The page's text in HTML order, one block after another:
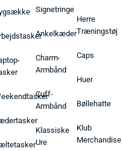
Signetringe
Ankelkæder
Charm-
Armbånd
Cuff-
Armbånd
Klassiske
Ure
Herre
Træningstøj
Caps
Huer
Bøllehatte
Klub
Merchandise